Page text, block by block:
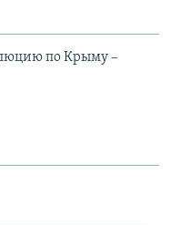
по Крыму –